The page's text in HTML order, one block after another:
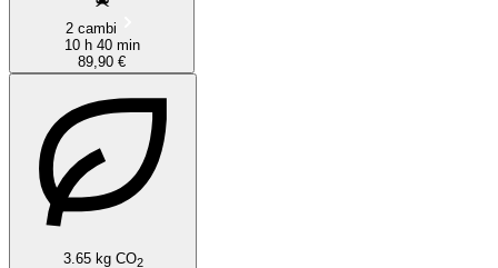
2 cambi
10 h 40 min
89,90 €
3.65 kg CO2